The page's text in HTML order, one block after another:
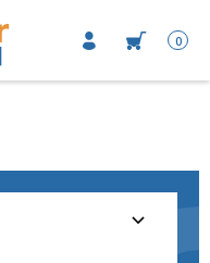
0